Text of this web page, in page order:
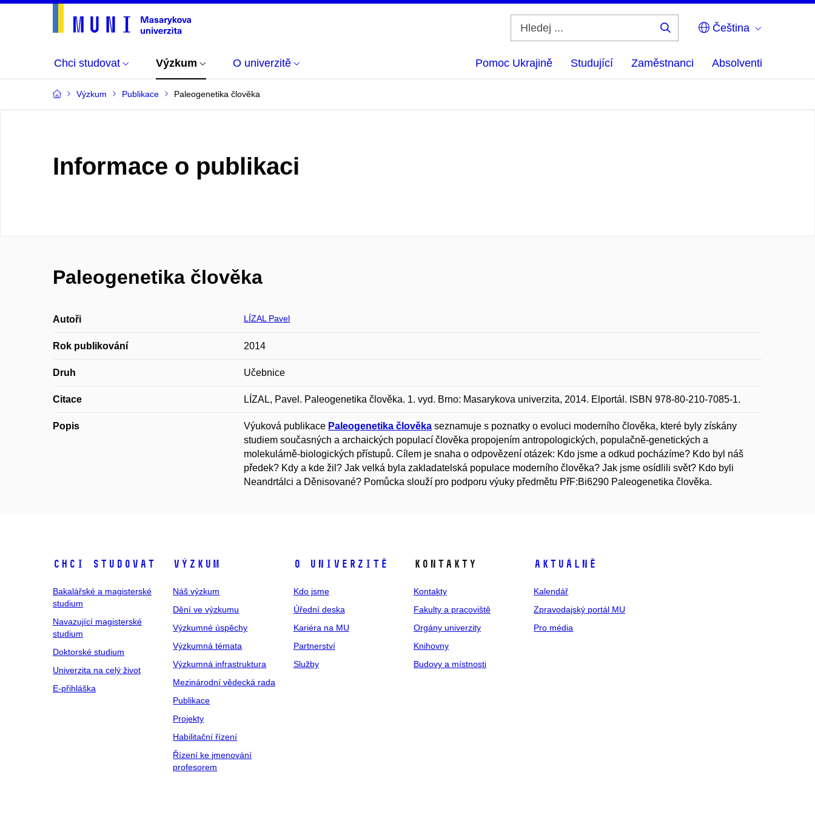
Čeština
Chci studovat Výzkum O univerzitě Pomoc Ukrajině Studující Zaměstnanci Absolventi
Výzkum Publikace Paleogenetika člověka
Informace o publikaci
Paleogenetika člověka
Autoři LÍZAL Pavel
Rok publikování 2014
Druh Učebnice
Citace LÍZAL, Pavel. Paleogenetika člověka. 1. vyd. Brno: Masarykova univerzita, 2014. Elportál. ISBN 978-80-210-7085-1.
Popis Výuková publikace Paleogenetika člověka seznamuje s poznatky o evoluci moderního člověka, které byly získány
studiem současných a archaických populací člověka propojením antropologických, populačně-genetických a
molekulárně-biologických přístupů. Cílem je snaha o odpovězení otázek: Kdo jsme a odkud pocházíme? Kdo byl náš
předek? Kdy a kde žil? Jak velká byla zakladatelská populace moderního člověka? Jak jsme osídlili svět? Kdo byli
Neandrtálci a Děnisované? Pomůcka slouží pro podporu výuky předmětu PřF:Bi6290 Paleogenetika člověka.
Chci studovat
Bakalářské a magisterské
studium
Navazující magisterské
studium
Doktorské studium
Univerzita na celý život
E-přihláška
Výzkum
Náš výzkum
Dění ve výzkumu
Výzkumné úspěchy
Výzkumná témata
Výzkumná infrastruktura
Mezinárodní vědecká rada
Publikace
Projekty
Habilitační řízení
Řízení ke jmenování
profesorem
O univerzitě
Kdo jsme
Úřední deska
Kariéra na MU
Partnerství
Služby
Kontakty
Kontakty
Fakulty a pracoviště
Orgány univerzity
Knihovny
Budovy a místnosti
Aktuálně
Kalendář
Zpravodajský portál MU
Pro média